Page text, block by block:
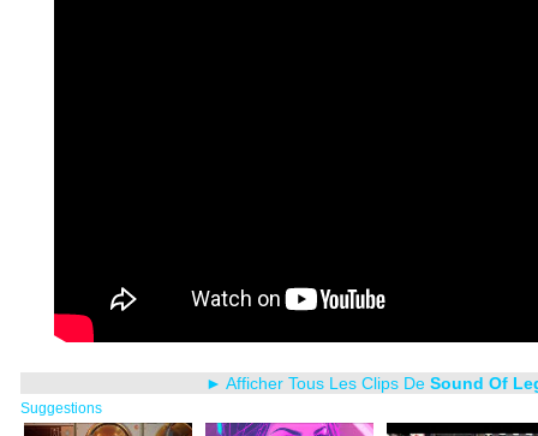
► Afficher Tous Les Clips De Sound Of
Suggestions